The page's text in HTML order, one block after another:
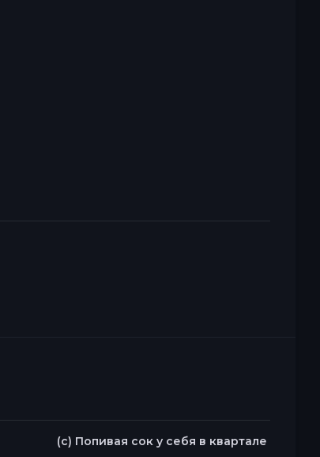
(c) Попивая сок у себя в квартале